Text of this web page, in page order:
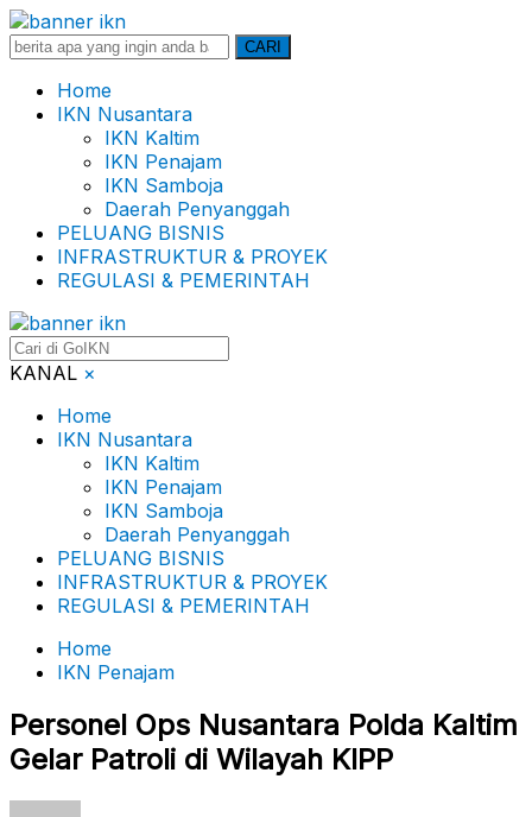
Search
CARI
Home
IKN Nusantara
IKN Kaltim
IKN Penajam
IKN Samboja
Daerah Penyanggah
PELUANG BISNIS
INFRASTRUKTUR & PROYEK
REGULASI & PEMERINTAH
KANAL ×
Home
IKN Nusantara
IKN Kaltim
IKN Penajam
IKN Samboja
Daerah Penyanggah
PELUANG BISNIS
INFRASTRUKTUR & PROYEK
REGULASI & PEMERINTAH
Home
IKN Penajam
Personel Ops Nusantara Polda Kaltim
Gelar Patroli di Wilayah KIPP